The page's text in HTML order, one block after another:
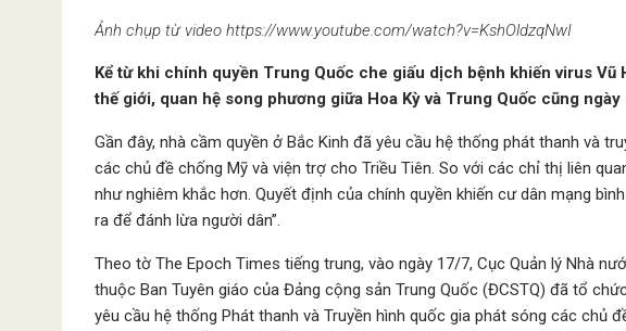
Ảnh chụp từ video https://www.youtube.com/watch?v=KshOldzqNwI
Kể từ khi chính quyền Trung Quốc che giấu dịch bệnh khiến virus Vũ
thế giới, quan hệ song phương giữa Hoa Kỳ và Trung Quốc cũng
Gần đây, nhà cầm quyền ở Bắc Kinh đã yêu cầu hệ thống phát thanh và
các chủ đề chống Mỹ và viện trợ cho Triều Tiên. So với các chỉ thị liên
như nghiêm khắc hơn. Quyết định của chính quyền khiến cư dân mạng
ra để đánh lừa người dân”.
Theo tờ The Epoch Times tiếng trung, vào ngày 17/7, Cục Quản lý Nhà
thuộc Ban Tuyên giáo của Đảng cộng sản Trung Quốc (ĐCSTQ) đã tổ
yêu cầu hệ thống Phát thanh và Truyền hình quốc gia phát sóng các chủ